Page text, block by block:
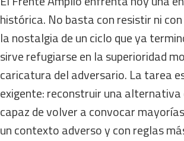
histórica. No basta con resistir ni
la nostalgia de un ciclo que ya
sirve refugiarse en la superioridad
caricatura del adversario. La tarea
exigente: reconstruir una
capaz de volver a convocar
un contexto adverso y con reglas